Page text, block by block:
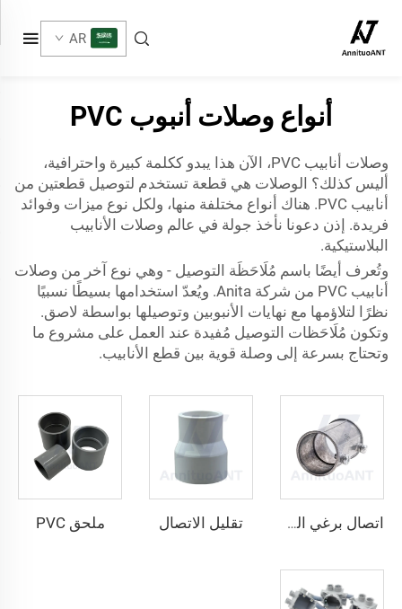
AR
أنواع وصلات أنبوب PVC
وصلات أنابيب PVC، الآن هذا يبدو ككلمة كبيرة واحترافية،
أليس كذلك؟ الوصلات هي قطعة تستخدم لتوصيل قطعتين من
أنابيب PVC. هناك أنواع مختلفة منها، ولكل نوع ميزات وفوائد
فريدة. إذن دعونا نأخذ جولة في عالم وصلات الأنابيب
البلاستيكية.
وتُعرف أيضًا باسم مُلَاحَظَة التوصيل - وهي نوع آخر من وصلات
أنابيب PVC من شركة Anita. ويُعدّ استخدامها بسيطًا نسبيًا
نظرًا لتلاؤمها مع نهايات الأنبوبين وتوصيلها بواسطة لاصق.
وتكون مُلَاحَظات التوصيل مُفيدة عند العمل على مشروع ما
وتحتاج بسرعة إلى وصلة قوية بين قطع الأنابيب.
اتصال برغي الضبط تقليل الاتصال ملحق PVC